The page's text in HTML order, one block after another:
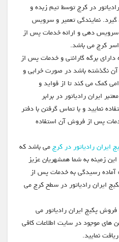
در کرج توسط تیم زبده و
نمایندگی تعمیر و سرویس
سرویس دهی و ارائه خدمات پس از
کرج می باشد.
برگه گارانتی و خدمات پس از
نگذشته باشد در صورت خرابی و
کمک می کند تا از فواید و
ایران رادیاتور در برابر
نمایید و با تماس گرفتن با دفتر
پس از فروش آن استفاده
ایران رادیاتور در کرجمی باشد که
زمینه به شما همشهریان عزیز
آماده رسیدگی به خدمات پس از
ایران رادیاتور در سطح کرج می
پکیج ایران رادیاتور می
های موجود در سایت اطلاعات کافی
نمایید.